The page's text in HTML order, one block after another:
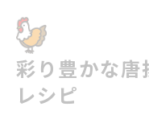
ピーマン唐
唐揚げピー
彩り豊かな唐
レシピ